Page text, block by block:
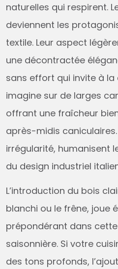
naturelles qui respirent.
deviennent les
textile. Leur aspect
une décontractée
sans effort qui invite à la
imagine sur de larges
offrant une fraîcheur
après-midis
irrégularité, humanisent
du design industriel
L’introduction du bois
blanchi ou le frêne, joue
prépondérant dans
saisonnière. Si votre
des tons profonds,